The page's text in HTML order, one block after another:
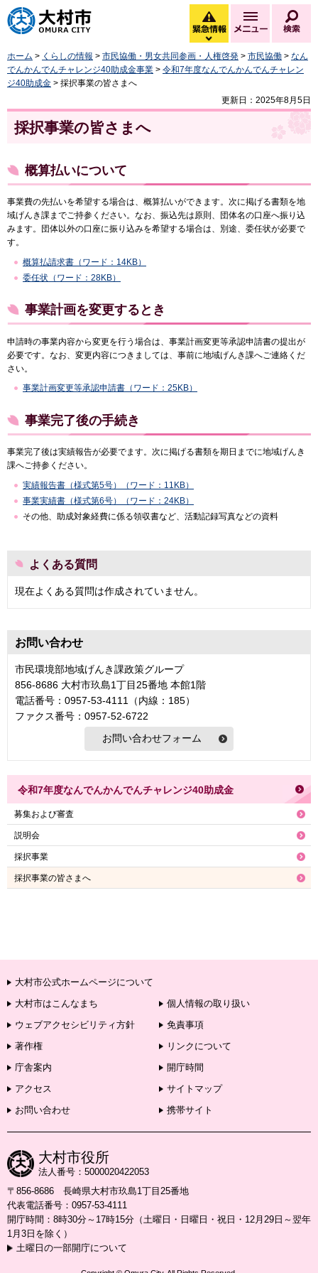
大村市
緊急情報
緊急情報を開く
メニュー
ホーム > くらしの情報 > 市民協働・男女共同参画・人権啓発 > 市民協働 > なん
でんかんでんチャレンジ40助成金事業 > 令和7年度なんでんかんでんチャレン
ジ40助成金 > 採択事業の皆さまへ
更新日：2025年8月5日
採択事業の皆さまへ
概算払いについて
事業費の先払いを希望する場合は、概算払いができます。次に掲げる書類を地
域げんき課までご持参ください。なお、振込先は原則、団体名の口座へ振り込
みます。団体以外の口座に振り込みを希望する場合は、別途、委任状が必要で
す。
概算払請求書（ワード：14KB）
委任状（ワード：28KB）
事業計画を変更するとき
申請時の事業内容から変更を行う場合は、事業計画変更等承認申請書の提出が
必要です。なお、変更内容につきましては、事前に地域げんき課へご連絡くだ
さい。
事業計画変更等承認申請書（ワード：25KB）
事業完了後の手続き
事業完了後は実績報告が必要でます。次に掲げる書類を期日までに地域げんき
課へご持参ください。
実績報告書（様式第5号）（ワード：11KB）
事業実績書（様式第6号）（ワード：24KB）
その他、助成対象経費に係る領収書など、活動記録写真などの資料
よくある質問
現在よくある質問は作成されていません。
お問い合わせ
市民環境部地域げんき課政策グループ
856-8686 大村市玖島1丁目25番地 本館1階
電話番号：0957-53-4111（内線：185）
ファクス番号：0957-52-6722
令和7年度なんでんかんでんチャレンジ40助成金
募集および審査
説明会
採択事業
採択事業の皆さまへ
大村市公式ホームページについて
大村市はこんなまち
個人情報の取り扱い
ウェブアクセシビリティ方針
免責事項
著作権
リンクについて
庁舎案内
開庁時間
アクセス
サイトマップ
お問い合わせ
携帯サイト
大村市役所
法人番号：5000020422053
〒856-8686 長崎県大村市玖島1丁目25番地
代表電話番号：0957-53-4111
開庁時間：8時30分～17時15分（土曜日・日曜日・祝日・12月29日～翌年
1月3日を除く）
土曜日の一部開庁について